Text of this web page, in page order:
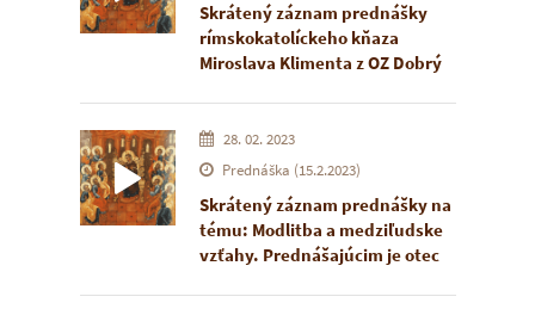
môžete pozrieť na
nasledujúcom linku:
https://bit.ly/bressonicon
Skrátený záznam prednášky
rímskokatolíckeho kňaza
Miroslava Klimenta z OZ Dobrý
nad významom prvých troch
sviatostí aj v kontexte zdravo
28. 02. 2023
Prednáška (15.2.2023)
Skrátený záznam prednášky na
tému: Modlitba a medziľudske
vzťahy. Prednášajúcim je otec